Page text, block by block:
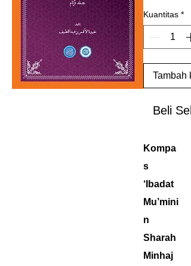
Kuantitas *
Tambah
Beli
Kompa
s
‘Ibadat
Mu’mini
n
Sharah
Minhaj